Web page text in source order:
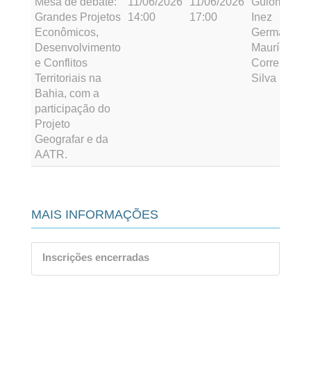
Grandes Projetos
Econômicos,
Desenvolvimento
e Conflitos
Territoriais na
Bahia, com a
participação do
Projeto
Geografar e da
AATR.
14:00
17:00
Inez
Germani e
Maurício
Correia
Silva
MAIS INFORMAÇÕES
Inscrições encerradas